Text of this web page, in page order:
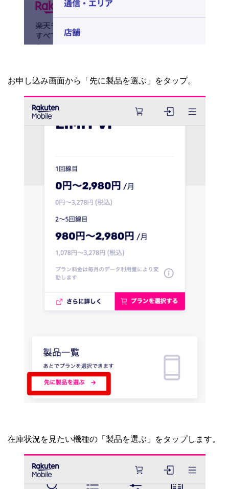
お申し込み画面から「先に製品を選ぶ」をタップ。
在庫状況を見たい機種の「製品を選ぶ」をタップします。